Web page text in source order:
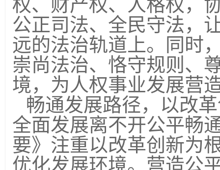
权、财产权、人格权，
公正司法、全民守法，
远的法治轨道上。同时
崇尚法治、恪守规则、
境，为人权事业发展营
畅通发展路径，以改
全面发展离不开公平畅
要》注重以改革创新为
优化发展环境。营造公